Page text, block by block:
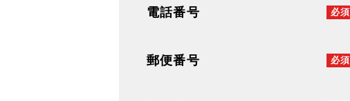
電話番号 必須
郵便番号 必須